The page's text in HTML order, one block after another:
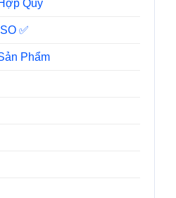
Quy
✅
Phẩm